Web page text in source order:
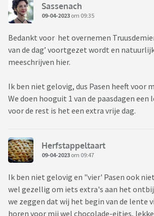
Sassenach
09-04-2023 om 09:35
Bedankt voor het overnemen
van de dag’ voortgezet wordt en
meeschrijven hier.
Ik ben niet gelovig, dus Pasen heeft voor
We doen hooguit 1 van de paasdagen
voor de rest is het een extra vrije dag.
Herfstappeltaart
09-04-2023 om 09:47
Ik ben niet gelovig en "vier' Pasen ook
wel gezellig om iets extra's aan het
we zeggen dat wij het begin van de lente
horen voor mij wel chocolade-eitjes,